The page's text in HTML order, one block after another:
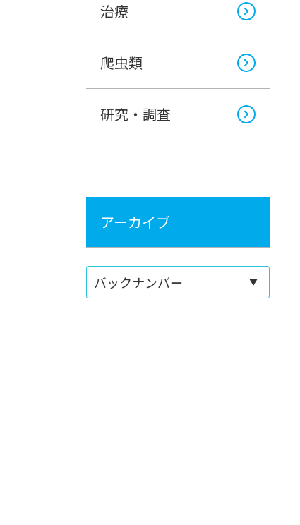
治療
爬虫類
研究・調査
アーカイブ